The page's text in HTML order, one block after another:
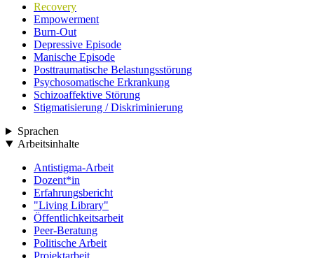
Recovery
Empowerment
Burn-Out
Depressive Episode
Manische Episode
Posttraumatische Belastungsstörung
Psychosomatische Erkrankung
Schizoaffektive Störung
Stigmatisierung / Diskriminierung
Sprachen
Arbeitsinhalte
Antistigma-Arbeit
Dozent*in
Erfahrungsbericht
"Living Library"
Öffentlichkeitsarbeit
Peer-Beratung
Politische Arbeit
Projektarbeit